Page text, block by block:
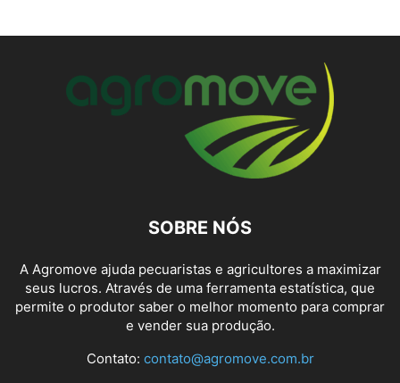
SOBRE NÓS
A Agromove ajuda pecuaristas e agricultores a maximizar
seus lucros. Através de uma ferramenta estatística, que
permite o produtor saber o melhor momento para comprar
e vender sua produção.
Contato: contato@agromove.com.br